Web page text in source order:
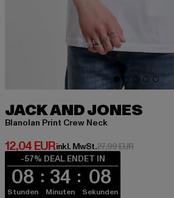
JACK AND JONES
Blanolan Print Crew Neck
12,04 EUR
Derzeitiger Preis: 12,04 EUR
inkl. MwSt.27,99 EUR
-57% DEAL ENDET IN
08
Stunden
34
Minuten
08
Sekunden